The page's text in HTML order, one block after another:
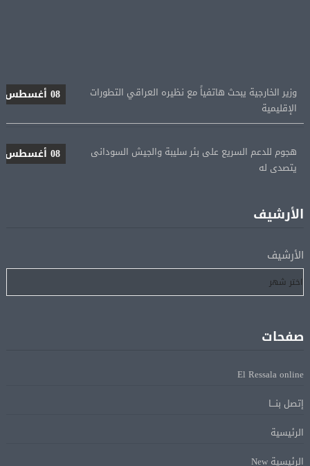
الإقليمية
يتصدى له
05 أغسطس
براد بيت يطالب أنجلينا جولي بالشفافية حول أرباح
استقبال جماهيرى حاشد لمحمد صلاح لدى وصوله إلى تركيا
لإتمام انتقاله إلى طرابزون سبور
الأرشيف
الأرشيف
صفحات
El Ressala online
إتصل بنـــا
الرئيسية
الرئيسية New